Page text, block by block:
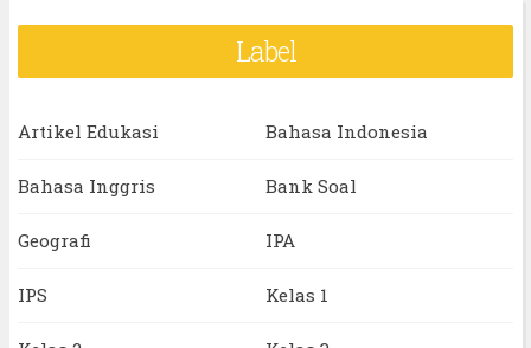
Label
Artikel Edukasi Bahasa Indonesia
Bahasa Inggris Bank Soal
Geografi IPA
IPS Kelas 1